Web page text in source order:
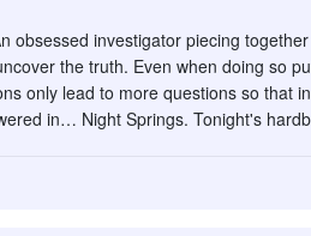
obsessed investigator piecing
the truth. Even when doing so
only lead to more questions so that
in… Night Springs. Tonight's